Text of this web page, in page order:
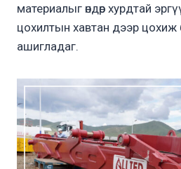
материалыг өндөр хурдтай
цохилтын хавтан дээр цохиж
ашигладаг.